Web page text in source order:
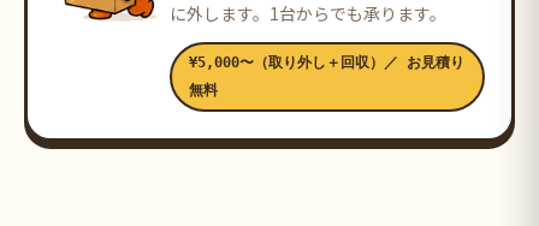
に外します。1台からでも承ります。
¥5,000〜（取り外し＋回収）／ お見積り
無料